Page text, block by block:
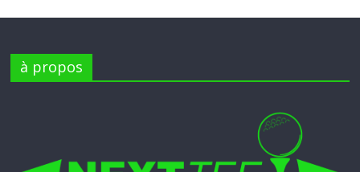
à propos